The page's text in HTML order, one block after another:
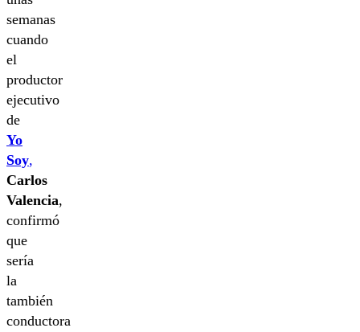
semanas
cuando
el
productor
ejecutivo
de
Yo
Soy,
Carlos
Valencia,
confirmó
que
sería
la
también
conductora